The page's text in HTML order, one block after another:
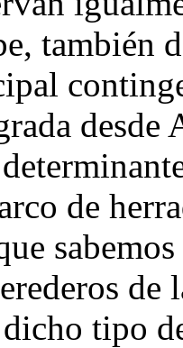
también
de
tipo